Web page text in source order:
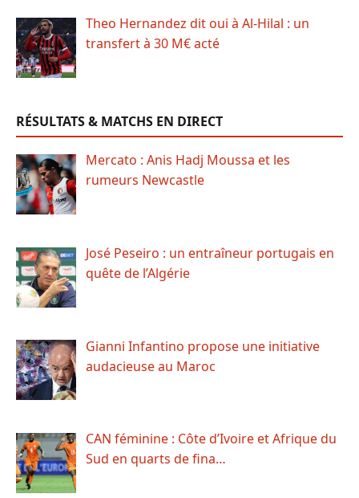
Theo Hernandez dit oui à Al-Hilal : un
transfert à 30 M€ acté
RÉSULTATS & MATCHS EN DIRECT
Mercato : Anis Hadj Moussa et les
rumeurs Newcastle
José Peseiro : un entraîneur portugais en
quête de l’Algérie
Gianni Infantino propose une initiative
audacieuse au Maroc
CAN féminine : Côte d’Ivoire et Afrique du
Sud en quarts de fina…